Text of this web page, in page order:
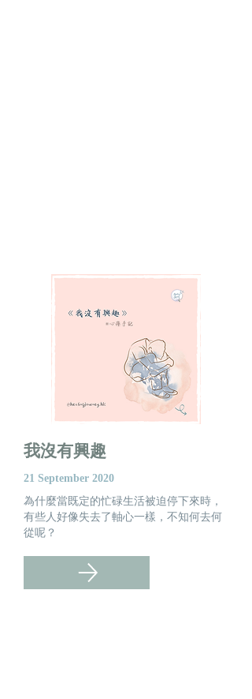
我沒有興趣
21 September 2020
為什麼當既定的忙碌生活被迫停下來時，
有些人好像失去了軸心一樣，不知何去何
從呢？